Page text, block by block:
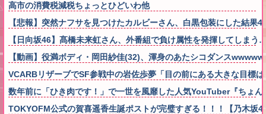
高市の消費税減税ちょっとひどいわ他
【悲報】突然ナフサを見つけたカルビーさん、白黒包装にした結果
【日向坂46】髙橋未来虹さん、外番組で負け属性を発揮してしまう
【動画】役満ボディ・岡田紗佳(32)、渾身のあたシコダンス
VCARBリザーブでSF参戦中の岩佐歩夢「目の前にある大きな目標
数年前に「ひき肉です！」で一世を風靡した人気YouTuber『ちょ
TOKYOFM公式の賀喜遥香生誕ポストが完璧すぎる！！！【乃木坂